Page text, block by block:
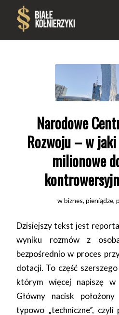
Narodowe
Rozwoju – w
milionowe
wbiznes, pieniądze,
Dzisiejszy tekst jest
wyniku rozmów z
bezpośrednio w proces
dotacji. To część
którym więcej napiszę w
Główny nacisk
typowo „techniczne”, czyli